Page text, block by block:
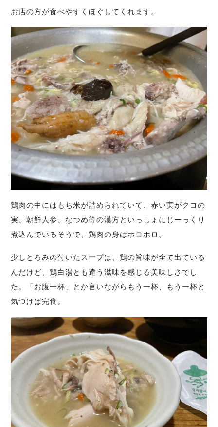
お店の方が食べやすくほぐしてくれます。
鶏肉の中にはもち米が詰められていて、赤い実がクコの
実、朝鮮人参、なつめ等の漢方といっしょにじーっくり
煮込んでいるそうで、鶏肉の身はホロホロ。
少しとろみの付いたスープは、鶏の旨味が全て出ている
んだけど、鶏白湯とも違う滋味を感じる美味しさでし
た。「お腹一杯」 とか言いながらもう一杯、もう一杯と
気づけば完食。